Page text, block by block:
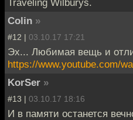
Colin »
#12 | 03.10.17 17:21
Эх... Любимая вещь и
https://www.youtube.com/
KorSer »
#13 | 03.10.17 18:16
И в памяти останется